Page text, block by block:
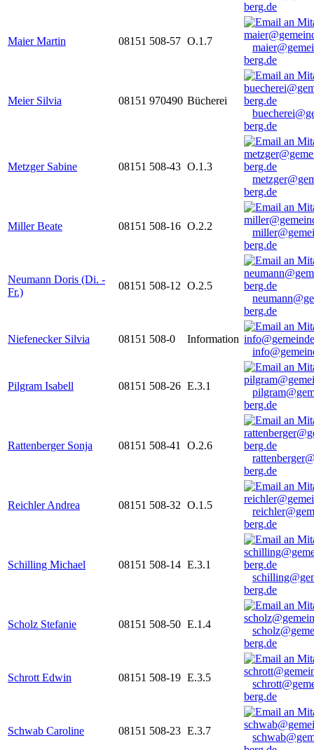
berg.de
Maier Martin 08151 508-57 O.1.7
berg.de
Meier Silvia 08151 970490 Bücherei
berg.de
Metzger Sabine 08151 508-43 O.1.3
berg.de
Miller Beate 08151 508-16 O.2.2
berg.de
Neumann Doris (Di. -
Fr.)
08151 508-12 O.2.5
berg.de
Niefenecker Silvia 08151 508-0
Information
Pilgram Isabell 08151 508-26 E.3.1
berg.de
Rattenberger Sonja 08151 508-41
O.2.6
berg.de
Reichler Andrea 08151 508-32 O.1.5
berg.de
Schilling Michael 08151 508-14 E.3.1
berg.de
Scholz Stefanie 08151 508-50 E.1.4
berg.de
Schrott Edwin 08151 508-19 E.3.5
berg.de
Schwab Caroline 08151 508-23 E.3.7